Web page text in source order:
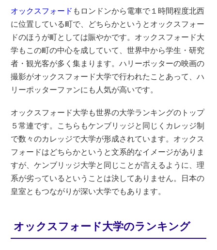
オックスフォード もロンドンから電車で１時間程度北西
に位置している町で、どちらかというとオックスフォー
ドのほうが町としては賑やかです。オックスフォード大
学もこの町の中心を成していて、世界中から学生・研究
者・観光客が多く集まります。ハリーポッターの映画の
撮影がオックスフォード大学で行われたことあって、ハ
リーポッターファンにも人気が高いです。
オックスフォード大学も世界の大学ランキングのトップ
５常連です。こちらもケンブリッジと同じくカレッジ制
で数々のカレッジで大学が形成されています。オックス
フォードはどちらかというと文系的なイメージがありま
すが、ケンブリッジ大学と同じことが言えるように、理
系が劣っているということは決してありません。日本の
皇室ともつながりが深い大学でもあります。
オックスフォード大学のランキング